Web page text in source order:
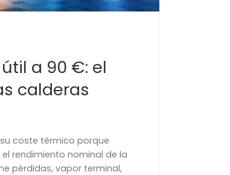
a 90 €: el
calderas
coste térmico porque
rendimiento nominal de la
pérdidas, vapor terminal,